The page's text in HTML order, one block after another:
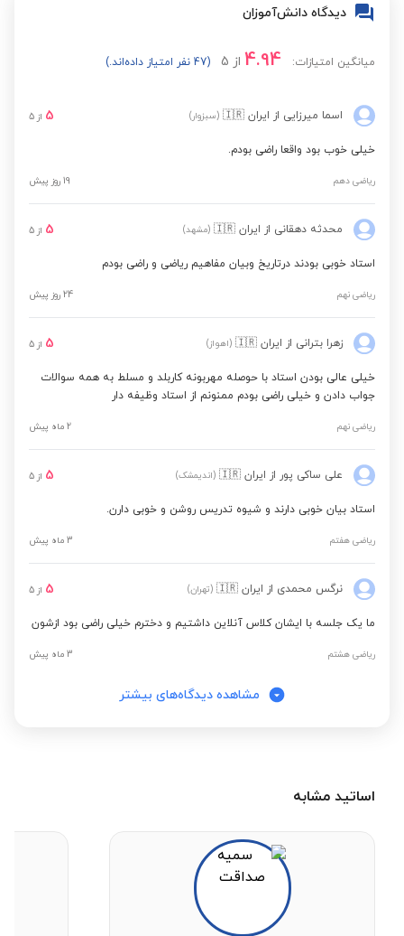
دیدگاه دانش‌آموزان
میانگین امتیازات: 4.94 از 5 (47 نفر امتیاز داده‌اند.)
اسما میرزایی از ایران 🇮🇷 (سبزوار) 5 از 5
خیلی خوب بود واقعا راضی بودم.
ریاضی دهم 19 روز پیش
محدثه دهقانی از ایران 🇮🇷 (مشهد) 5 از 5
استاد خوبی بودند درتاریخ وبیان مفاهیم ریاضی و راضی بودم
ریاضی نهم 24 روز پیش
زهرا بترانی از ایران 🇮🇷 (اهواز) 5 از 5
خیلی عالی بودن استاد با حوصله مهربونه کاربلد و مسلط به همه سوالات
جواب دادن و خیلی راضی بودم ممنونم از استاد وظیفه دار
ریاضی نهم 2 ماه پیش
علی ساکی پور از ایران 🇮🇷 (اندیمشک) 5 از 5
استاد بیان خوبی دارند و شیوه تدریس روشن و خوبی دارن.
ریاضی هفتم 3 ماه پیش
نرگس محمدی از ایران 🇮🇷 (تهران) 5 از 5
ما یک جلسه با ایشان کلاس آنلاین داشتیم و دخترم خیلی راضی بود ازشون
ریاضی هشتم 3 ماه پیش
مشاهده دیدگاه‌های بیشتر
اساتید مشابه